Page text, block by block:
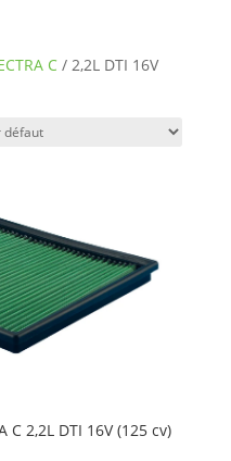
C/ 2,2L DTI 16V
C 2,2L DTI 16V (125 cv)